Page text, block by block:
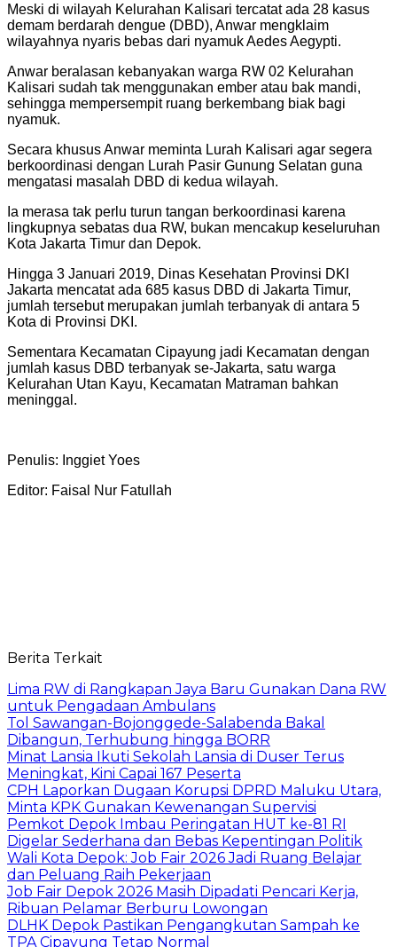
Meski di wilayah Kelurahan Kalisari tercatat ada 28 kasus
demam berdarah dengue (DBD), Anwar mengklaim
wilayahnya nyaris bebas dari nyamuk Aedes Aegypti.
Anwar beralasan kebanyakan warga RW 02 Kelurahan
Kalisari sudah tak menggunakan ember atau bak mandi,
sehingga mempersempit ruang berkembang biak bagi
nyamuk.
Secara khusus Anwar meminta Lurah Kalisari agar segera
berkoordinasi dengan Lurah Pasir Gunung Selatan guna
mengatasi masalah DBD di kedua wilayah.
Ia merasa tak perlu turun tangan berkoordinasi karena
lingkupnya sebatas dua RW, bukan mencakup keseluruhan
Kota Jakarta Timur dan Depok.
Hingga 3 Januari 2019, Dinas Kesehatan Provinsi DKI
Jakarta mencatat ada 685 kasus DBD di Jakarta Timur,
jumlah tersebut merupakan jumlah terbanyak di antara 5
Kota di Provinsi DKI.
Sementara Kecamatan Cipayung jadi Kecamatan dengan
jumlah kasus DBD terbanyak se-Jakarta, satu warga
Kelurahan Utan Kayu, Kecamatan Matraman bahkan
meninggal.
Penulis: Inggiet Yoes
Editor: Faisal Nur Fatullah
Berita Terkait
Lima RW di Rangkapan Jaya Baru Gunakan Dana RW
untuk Pengadaan Ambulans
Tol Sawangan-Bojonggede-Salabenda Bakal
Dibangun, Terhubung hingga BORR
Minat Lansia Ikuti Sekolah Lansia di Duser Terus
Meningkat, Kini Capai 167 Peserta
CPH Laporkan Dugaan Korupsi DPRD Maluku Utara,
Minta KPK Gunakan Kewenangan Supervisi
Pemkot Depok Imbau Peringatan HUT ke-81 RI
Digelar Sederhana dan Bebas Kepentingan Politik
Wali Kota Depok: Job Fair 2026 Jadi Ruang Belajar
dan Peluang Raih Pekerjaan
Job Fair Depok 2026 Masih Dipadati Pencari Kerja,
Ribuan Pelamar Berburu Lowongan
DLHK Depok Pastikan Pengangkutan Sampah ke
TPA Cipayung Tetap Normal